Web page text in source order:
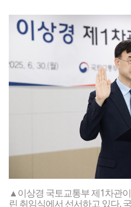
▲이상경 국토교통부 제1차관
린 취임식에서 선서하고 있다.